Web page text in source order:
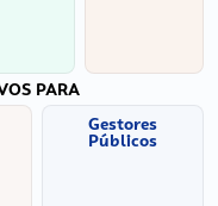
PARA
Gestores
Públicos